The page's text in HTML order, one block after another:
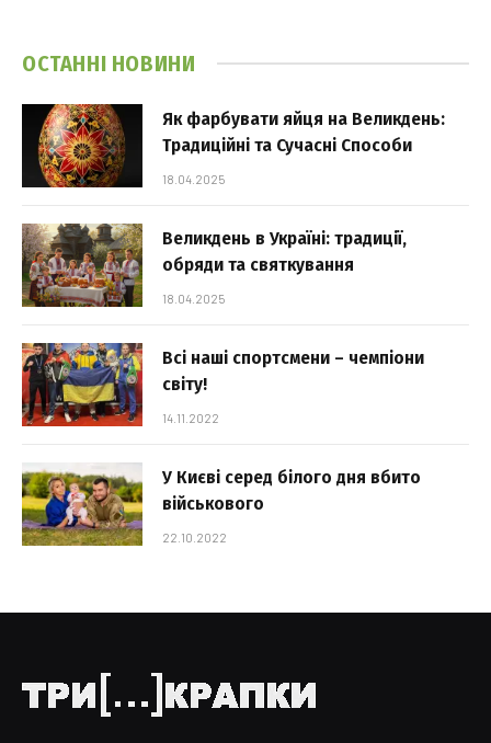
ОСТАННІ НОВИНИ
Як фарбувати яйця на Великдень:
Традиційні та Сучасні Способи
18.04.2025
Великдень в Україні: традиції,
обряди та святкування
18.04.2025
Всі наші спортсмени – чемпіони
світу!
14.11.2022
У Києві серед білого дня вбито
військового
22.10.2022